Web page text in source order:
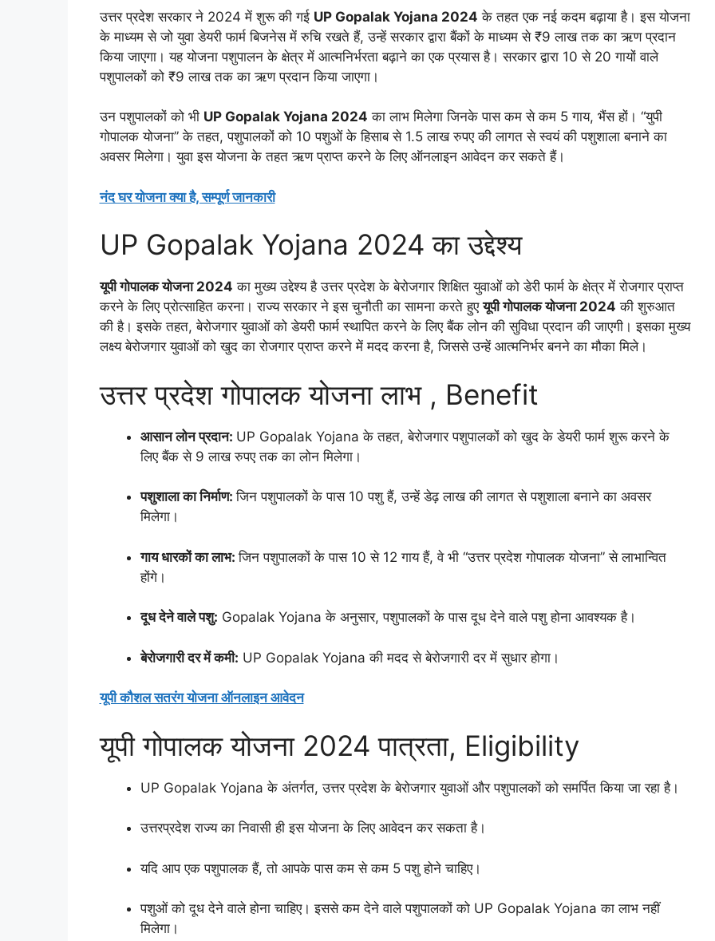
उत्तर प्रदेश सरकार ने 2024 में शुरू की गई UP Gopalak Yojana 2024 के तहत एक नई कदम बढ़ाया है। इस योजना
के माध्यम से जो युवा डेयरी फार्म बिजनेस में रुचि रखते हैं, उन्हें सरकार द्वारा बैंकों के माध्यम से ₹9 लाख तक का ऋण प्रदान
किया जाएगा। यह योजना पशुपालन के क्षेत्र में आत्मनिर्भरता बढ़ाने का एक प्रयास है। सरकार द्वारा 10 से 20 गायों वाले
पशुपालकों को ₹9 लाख तक का ऋण प्रदान किया जाएगा।
उन पशुपालकों को भी UP Gopalak Yojana 2024 का लाभ मिलेगा जिनके पास कम से कम 5 गाय, भैंस हों। “युपी
गोपालक योजना” के तहत, पशुपालकों को 10 पशुओं के हिसाब से 1.5 लाख रुपए की लागत से स्वयं की पशुशाला बनाने का
अवसर मिलेगा। युवा इस योजना के तहत ऋण प्राप्त करने के लिए ऑनलाइन आवेदन कर सकते हैं।
नंद घर योजना क्या है, सम्पूर्ण जानकारी
UP Gopalak Yojana 2024 का उद्देश्य
यूपी गोपालक योजना 2024 का मुख्य उद्देश्य है उत्तर प्रदेश के बेरोजगार शिक्षित युवाओं को डेरी फार्म के क्षेत्र में रोजगार प्राप्त
करने के लिए प्रोत्साहित करना। राज्य सरकार ने इस चुनौती का सामना करते हुएयूपी गोपालक योजना 2024 की शुरुआत
की है। इसके तहत, बेरोजगार युवाओं को डेयरी फार्म स्थापित करने के लिए बैंक लोन की सुविधा प्रदान की जाएगी। इसका मुख्य
लक्ष्य बेरोजगार युवाओं को खुद का रोजगार प्राप्त करने में मदद करना है, जिससे उन्हें आत्मनिर्भर बनने का मौका मिले।
उत्तर प्रदेश गोपालक योजना लाभ , Benefit
आसान लोन प्रदान: UP Gopalak Yojana के तहत, बेरोजगार पशुपालकों को खुद के डेयरी फार्म शुरू करने के
लिए बैंक से 9 लाख रुपए तक का लोन मिलेगा।
पशुशाला का निर्माण:जिन पशुपालकों के पास 10 पशु हैं, उन्हें डेढ़ लाख की लागत से पशुशाला बनाने का अवसर
मिलेगा।
गाय धारकों का लाभ:जिन पशुपालकों के पास 10 से 12 गाय हैं, वे भी “उत्तर प्रदेश गोपालक योजना” से लाभान्वित
होंगे।
दूध देने वाले पशु: Gopalak Yojana के अनुसार, पशुपालकों के पास दूध देने वाले पशु होना आवश्यक है।
बेरोजगारी दर में कमी: UP Gopalak Yojana की मदद से बेरोजगारी दर में सुधार होगा।
यूपी कौशल सतरंग योजना ऑनलाइन आवेदन
यूपी गोपालक योजना 2024 पात्रता, Eligibility
UP Gopalak Yojana के अंतर्गत, उत्तर प्रदेश के बेरोजगार युवाओं और पशुपालकों को समर्पित किया जा रहा है।
उत्तरप्रदेश राज्य का निवासी ही इस योजना के लिए आवेदन कर सकता है।
यदि आप एक पशुपालक हैं, तो आपके पास कम से कम 5 पशु होने चाहिए।
पशुओं को दूध देने वाले होना चाहिए। इससे कम देने वाले पशुपालकों को UP Gopalak Yojana का लाभ नहीं
मिलेगा।